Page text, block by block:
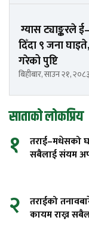
ग्यास ट्याङ्करले
दिँदा ९ जना
गरेको पुष्टि
बिहीबार, साउन २१, २०८३
साताको लोकप्रिय
१
तराई–मधेसको
सबैलाई संयम
२
तराईको
कायम राख्न